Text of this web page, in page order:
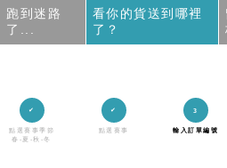
跑到迷路
了...
看你的貨送到哪裡
了？
點選賽事季節
春-夏-秋-冬
點選賽事 輸入訂單編號